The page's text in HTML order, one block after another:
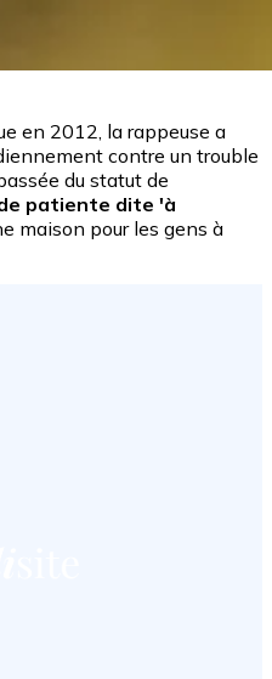
en 2012, la rappeuse a
contre un trouble
du statut de
patiente dite 'à
maison pour les gens à